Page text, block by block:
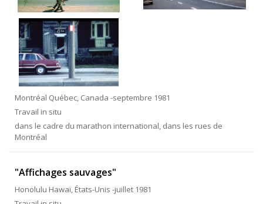
Montréal Québec, Canada -septembre 1981
Travail in situ
dans le cadre du marathon international, dans les rues de
Montréal
"Affichages sauvages"
Honolulu Hawaï, États-Unis -juillet 1981